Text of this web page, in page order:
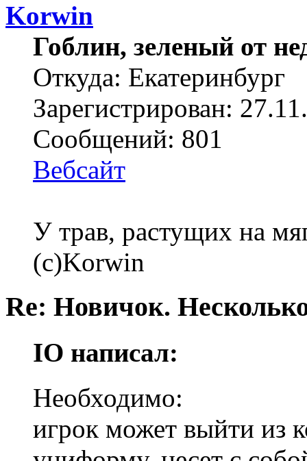
Korwin
Гоблин, зеленый от
Откуда: Екатеринбург
Зарегистрирован:
Сообщений: 801
Вебсайт
У трав, растущих на
(с)Korwin
Re: Новичок.
IO написал:
Необходимо:
игрок может выйти из